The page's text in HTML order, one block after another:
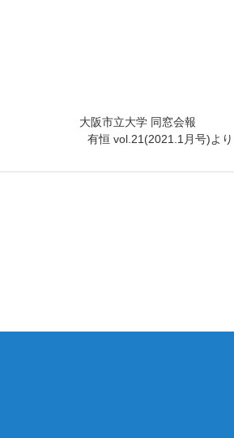
大阪市立大学 同窓会報
有恒 vol.21(2021.1月号)より